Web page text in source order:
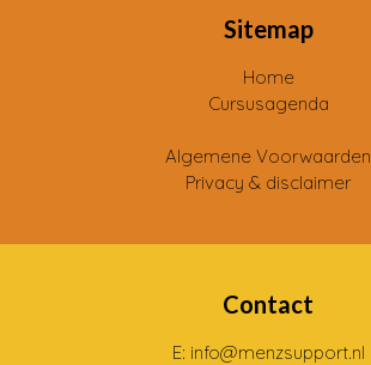
Sitemap
Home
Cursusagenda
Algemene Voorwaarden
Privacy & disclaimer
Contact
E: info@menzsupport.nl